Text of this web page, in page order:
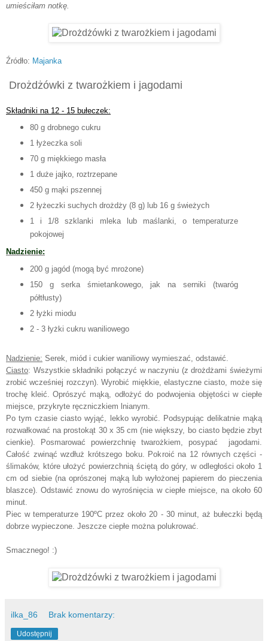
umieściłam notkę.
Źródło: Majanka
Drożdżówki z twarożkiem i jagodami
Składniki na 12 - 15 bułeczek:
80 g drobnego cukru
1 łyżeczka soli
70 g miękkiego masła
1 duże jajko, roztrzepane
450 g mąki pszennej
2 łyżeczki suchych drożdży (8 g) lub 16 g świeżych
1 i 1/8 szklanki mleka lub maślanki, o temperaturze
pokojowej
Nadzienie:
200 g jagód (mogą być mrożone)
150 g serka śmietankowego, jak na serniki (twaróg
półtłusty)
2 łyżki miodu
2 - 3 łyżki cukru waniliowego
Nadzienie: Serek, miód i cukier waniliowy wymieszać, odstawić.
Ciasto: Wszystkie składniki połączyć w naczyniu (z drożdżami świeżymi
zrobić wcześniej rozczyn). Wyrobić miękkie, elastyczne ciasto, może się
trochę kleić. Oprószyć mąką, odłożyć do podwojenia objętości w ciepłe
miejsce, przykryte ręczniczkiem lnianym.
Po tym czasie ciasto wyjąć, lekko wyrobić. Podsypując delikatnie mąką
rozwałkować na prostokąt 30 x 35 cm (nie większy, bo ciasto będzie zbyt
cienkie). Posmarować powierzchnię twarożkiem, posypać jagodami.
Całość zwinąć wzdłuż krótszego boku. Pokroić na 12 równych części -
ślimaków, które ułożyć powierzchnią ściętą do góry, w odległości około 1
cm od siebie (na oprószonej mąką lub wyłożonej papierem do pieczenia
blaszce). Odstawić znowu do wyrośnięcia w ciepłe miejsce, na około 60
minut.
Piec w temperaturze 190ºC przez około 20 - 30 minut, aż bułeczki będą
dobrze wypieczone. Jeszcze ciepłe można polukrować.
Smacznego! :)
ilka_86 Brak komentarzy:
Udostępnij